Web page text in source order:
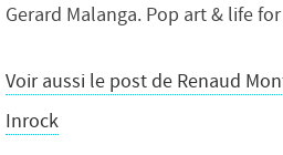
Gerard Malanga. Pop art & life
Voir aussi le post de Renaud
Inrock